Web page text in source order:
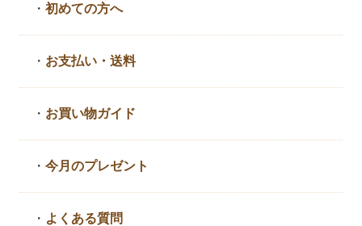
・初めての方へ
・ お支払い・送料
・ お買い物ガイド
・今月のプレゼント
・ よくある質問